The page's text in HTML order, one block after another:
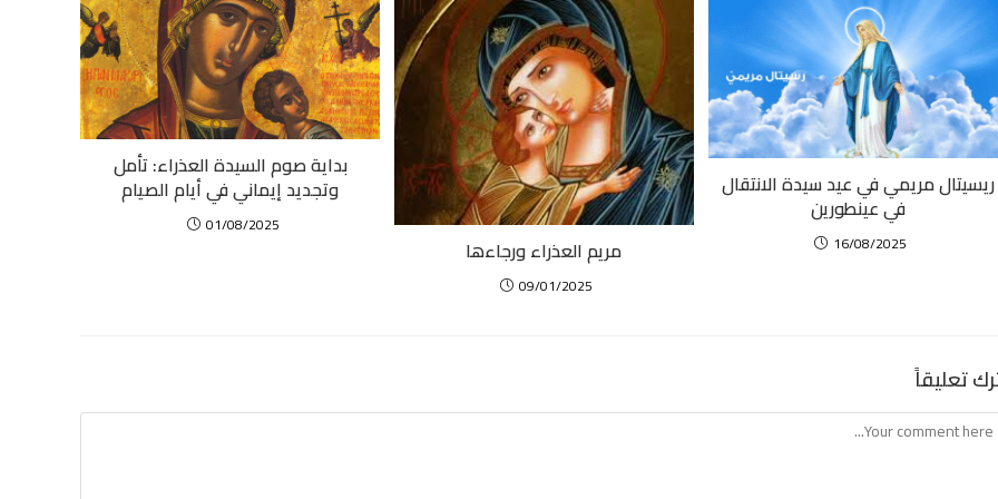
بداية صوم السيدة العذراء: تأمل
وتجديد إيماني في أيام الصيام
01/08/2025
مريم العذراء ورجاءها
09/01/2025
ريسيتال مريمي في عيد سيدة الانتقال
في عينطورين
16/08/2025
تعليقاً